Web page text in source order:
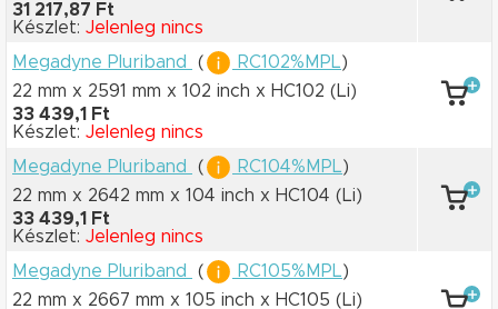
31 217,87 Ft
Készlet: Jelenleg nincs
Megadyne Pluriband
( RC102%MPL)
22 mm x 2591 mm x 102 inch x HC102 (Li)
33 439,1 Ft
Készlet: Jelenleg nincs
Megadyne Pluriband
( RC104%MPL)
22 mm x 2642 mm x 104 inch x HC104 (Li)
33 439,1 Ft
Készlet: Jelenleg nincs
Megadyne Pluriband
( RC105%MPL)
22 mm x 2667 mm x 105 inch x HC105 (Li)